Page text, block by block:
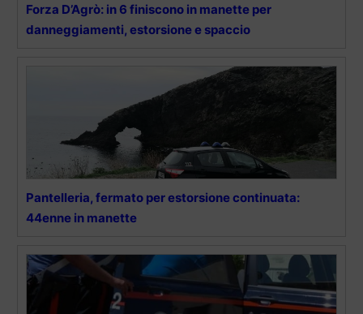
Forza D’Agrò: in 6 finiscono in manette per
danneggiamenti, estorsione e spaccio
Pantelleria, fermato per estorsione continuata:
44enne in manette